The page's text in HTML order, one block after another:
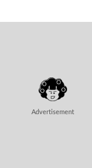
Advertisement